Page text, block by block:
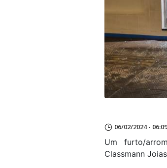
06/02/2024 - 06:09
Um furto/
Classmann